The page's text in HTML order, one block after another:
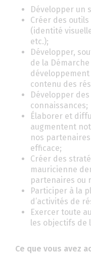
Développer un
Créer des
(identité
etc.);
Développer,
de la
contenu des
Développer
connaissances;
Élaborer et
augmentent
nos
efficace;
Créer des
mauricienne
partenaires ou
Participer à la
d’activités de
Exercer toute
les objectifs de
Ce que vous avez